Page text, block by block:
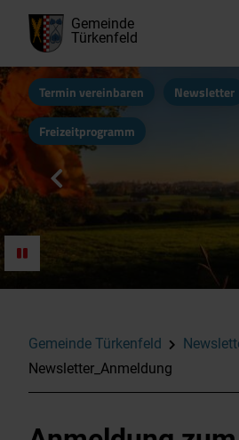
Gemeinde
Türkenfeld
Termin vereinbaren Newsletter
Freizeitprogramm
Gemeinde Türkenfeld
Newsletter_Anmeldung